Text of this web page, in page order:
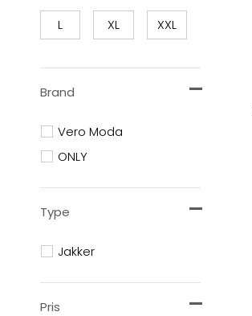
L XL XXL
Brand
Vero Moda
ONLY
Type
Jakker
Pris